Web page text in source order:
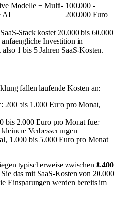
Modelle + Multi-
AI
100.000 -
200.000 Euro
Stack kostet 20.000 bis 60.000
Investition in
1 bis 5 Jahren SaaS-Kosten.
fallen laufende Kosten an:
: 200 bis 1.000 Euro pro Monat,
bis 2.000 Euro pro Monat fuer
Verbesserungen
1.000 bis 5.000 Euro pro Monat
typischerweise zwischen 8.400
das mit SaaS-Kosten von 20.000
Einsparungen werden bereits im